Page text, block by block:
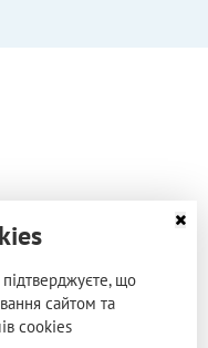
що
сайтом та
cookies